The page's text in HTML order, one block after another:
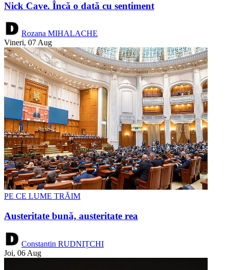
Nick Cave. Încă o dată cu sentiment
Rozana MIHALACHE
Vineri, 07 Aug
PE CE LUME TRĂIM
Austeritate bună, austeritate rea
Constantin RUDNIȚCHI
Joi, 06 Aug